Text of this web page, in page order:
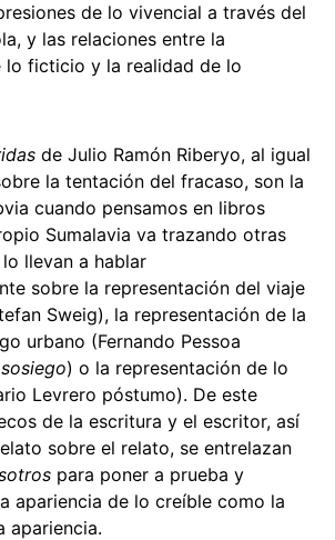
de lo vivencial a través del
y las relaciones entre la
lo ficticio y la realidad de lo
de Julio Ramón Riberyo, al igual
la tentación del fracaso, son la
cuando pensamos en libros
Sumalavia va trazando otras
llevan a hablar
sobre la representación del viaje
Sweig), la representación de la
urbano (Fernando Pessoa
) o la representación de lo
Levrero póstumo). De este
de la escritura y el escritor, así
sobre el relato, se entrelazan
para poner a prueba y
apariencia de lo creíble como la
apariencia.